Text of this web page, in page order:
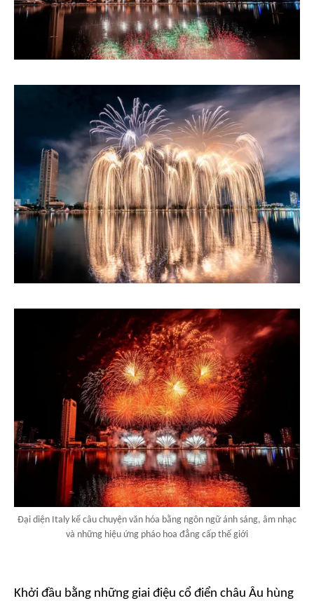
Đại diện Italy kể câu chuyện văn hóa bằng ngôn ngữ ánh sáng, âm nhạc
và những hiệu ứng pháo hoa đẳng cấp thế giới
Khởi đầu bằng những giai điệu cổ điển châu Âu hùng